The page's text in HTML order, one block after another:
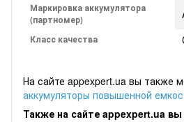
Маркировка аккумулятора
(партномер)
Класс качества
На сайте appexpert.ua вы также
аккумуляторы повышенной
Также на сайте appexpert.ua